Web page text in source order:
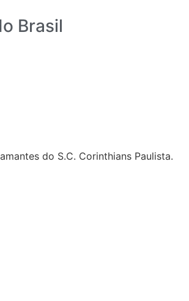
Brasil
do S.C. Corinthians Paulista.